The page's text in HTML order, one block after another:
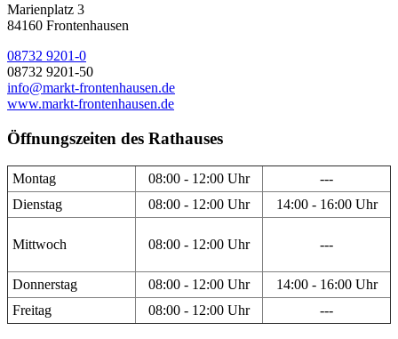
Marienplatz 3
84160 Frontenhausen
08732 9201-0
08732 9201-50
info@markt-frontenhausen.de
www.markt-frontenhausen.de
Öffnungszeiten des Rathauses
Montag 08:00 - 12:00 Uhr
---
Dienstag
08:00 - 12:00 Uhr 14:00 - 16:00 Uhr
Mittwoch 08:00 - 12:00 Uhr ---
Donnerstag 08:00 - 12:00 Uhr
14:00 - 16:00 Uhr
Freitag
08:00 - 12:00 Uhr ---